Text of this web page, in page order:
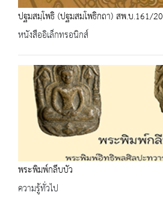
ปฐมสมฺโพธิ (ปฐมสมโพธิกถา) สพ.บ.161/20
หนังสืออิเล็กทรอนิกส์
พระพิมพ์กลีบบัว
ความรู้ทั่วไป